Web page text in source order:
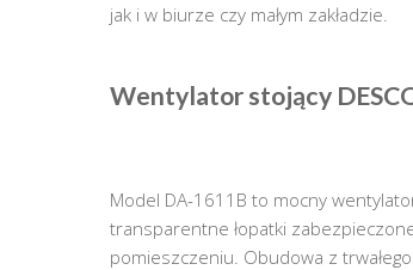
jak i w biurze czy małym zakładzie.
Wentylator stojący
Model DA-1611B to mocny
transparentne łopatki
pomieszczeniu. Obudowa z